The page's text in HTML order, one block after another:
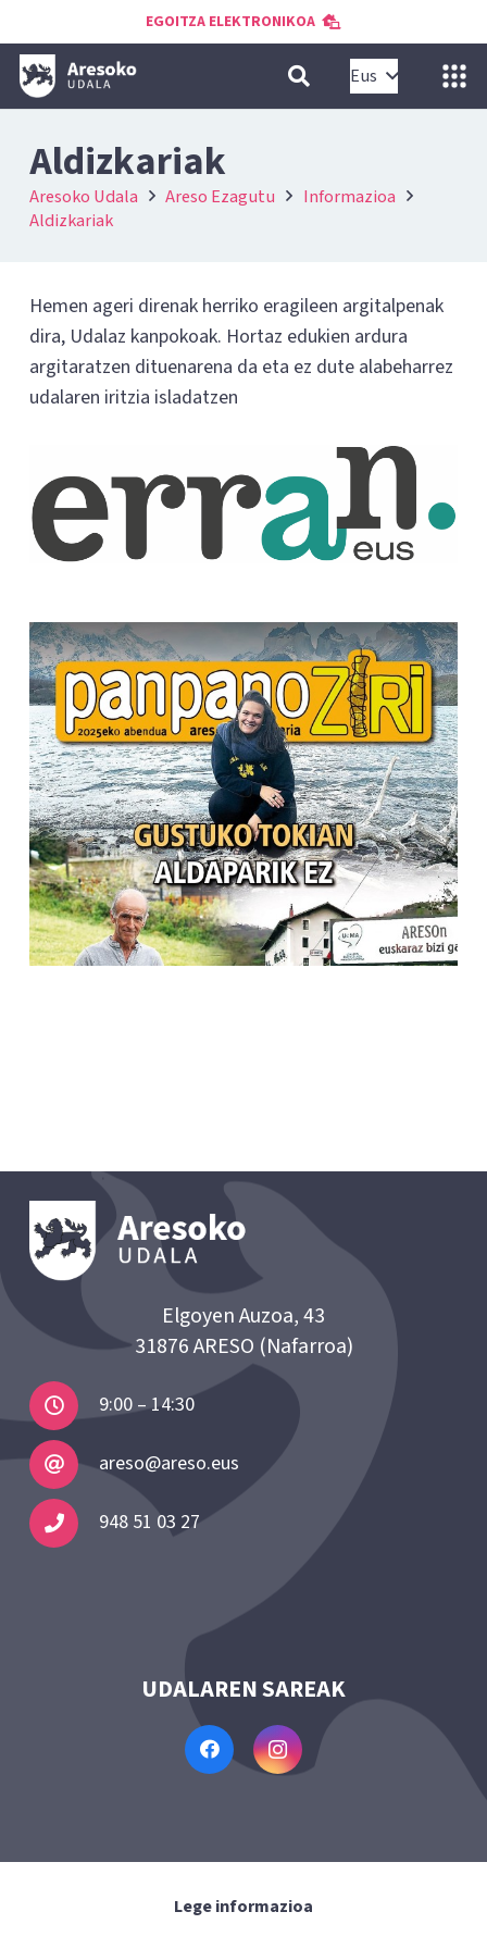
EGOITZA ELEKTRONIKOA
Eus
Aldizkariak
Aresoko Udala Areso Ezagutu
Informazioa
Aldizkariak
Hemen ageri direnak herriko eragileen argitalpenak
dira, Udalaz kanpokoak. Hortaz edukien ardura
argitaratzen dituenarena da eta ez dute alabeharrez
udalaren iritzia isladatzen
Elgoyen Auzoa, 43
31876 ARESO (Nafarroa)
9:00 – 14:30
areso@areso.eus
948 51 03 27
UDALAREN SAREAK
Lege informazioa